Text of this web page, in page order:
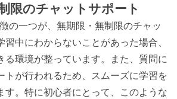
限のチャットサポート
の一つが、無期限・無制限のチャッ
習中にわからないことがあった場合、
る環境が整っています。また、質問に
トが行われるため、スムーズに学習を
す。特に初心者にとって、このような